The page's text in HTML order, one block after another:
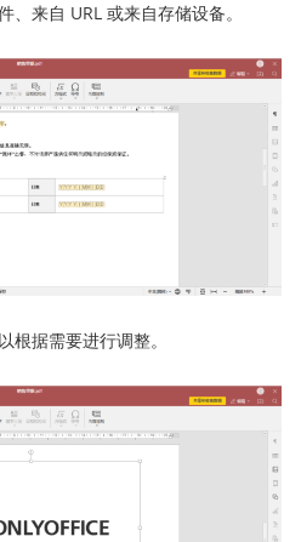
来自 URL 或来自存储设备。
根据需要进行调整。